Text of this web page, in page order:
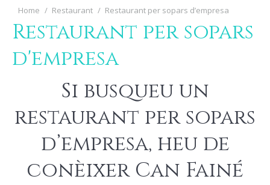
You are here:
Home Restaurant Restaurant per sopars d’empresa
Restaurant per sopars
d'empresa
Si busqueu un
restaurant per sopars
d’empresa, heu de
conèixer Can Fainé